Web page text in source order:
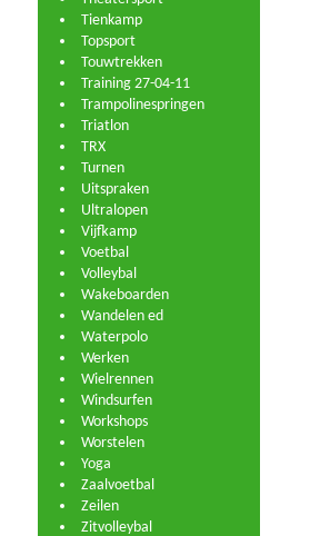
Tienkamp
Topsport
Touwtrekken
Training 27-04-11
Trampolinespringen
Triatlon
TRX
Turnen
Uitspraken
Ultralopen
Vijfkamp
Voetbal
Volleybal
Wakeboarden
Wandelen ed
Waterpolo
Werken
Wielrennen
Windsurfen
Workshops
Worstelen
Yoga
Zaalvoetbal
Zeilen
Zitvolleybal